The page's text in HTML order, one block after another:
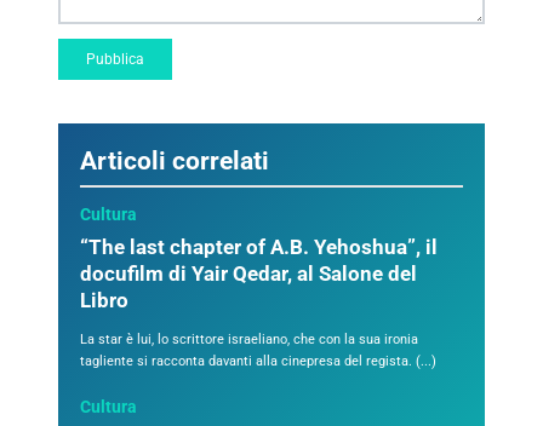
Articoli correlati
Cultura
“The last chapter of A.B. Yehoshua”, il
docufilm di Yair Qedar, al Salone del
Libro
La star è lui, lo scrittore israeliano, che con la sua ironia
tagliente si racconta davanti alla cinepresa del regista. (...)
Cultura